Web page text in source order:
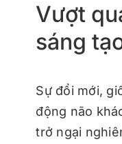
Vượt
sáng
Sự đổi mới,
động não
trở ngại